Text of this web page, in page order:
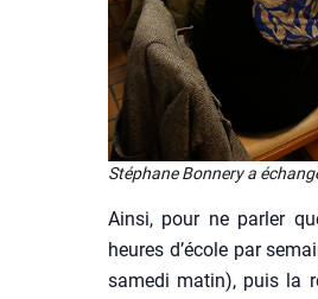
Sté­phane Bon­ne­ry a
Ain­si, pour ne par­ler
heures d’école par
same­di matin), puis la